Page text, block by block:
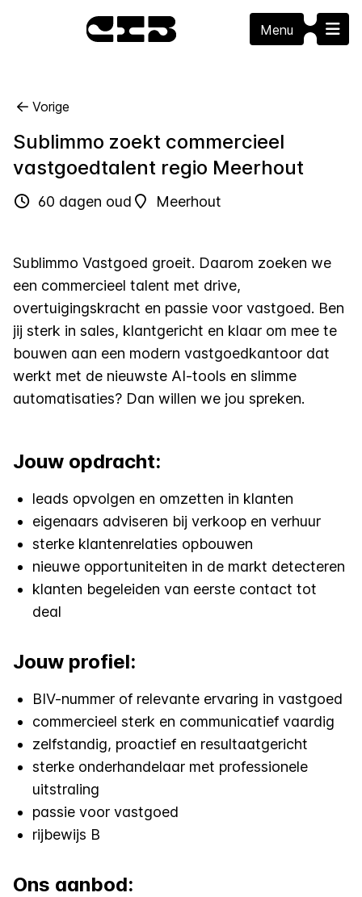
Menu
Vorige
Sublimmo zoekt commercieel
vastgoedtalent regio Meerhout
60 dagen oud Meerhout
Sublimmo Vastgoed groeit. Daarom zoeken we
een commercieel talent met drive,
overtuigingskracht en passie voor vastgoed. Ben
jij sterk in sales, klantgericht en klaar om mee te
bouwen aan een modern vastgoedkantoor dat
werkt met de nieuwste AI-tools en slimme
automatisaties? Dan willen we jou spreken.
Jouw opdracht:
leads opvolgen en omzetten in klanten
eigenaars adviseren bij verkoop en verhuur
sterke klantenrelaties opbouwen
nieuwe opportuniteiten in de markt detecteren
klanten begeleiden van eerste contact tot
deal
Jouw profiel:
BIV-nummer of relevante ervaring in vastgoed
commercieel sterk en communicatief vaardig
zelfstandig, proactief en resultaatgericht
sterke onderhandelaar met professionele
uitstraling
passie voor vastgoed
rijbewijs B
Ons aanbod: